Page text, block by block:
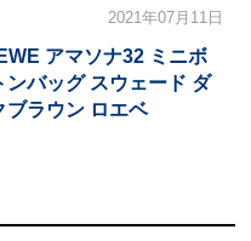
2021年07月11日
アマソナ32 ミニボ
ンバッグ スウェード ダ
ブラウン ロエベ